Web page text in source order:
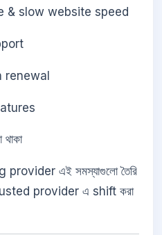
& slow website speed
renewal
এই সমস্যাগুলো তৈরি
trusted provider এ shift করা